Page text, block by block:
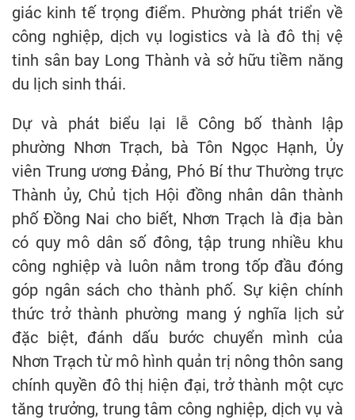
giác kinh tế trọng điểm. Phường phát triển về
công nghiệp, dịch vụ logistics và là đô thị vệ
tinh sân bay Long Thành và sở hữu tiềm năng
du lịch sinh thái.
Dự và phát biểu lại lễ Công bố thành lập
phường Nhơn Trạch, bà Tôn Ngọc Hạnh, Ủy
viên Trung ương Đảng, Phó Bí thư Thường trực
Thành ủy, Chủ tịch Hội đồng nhân dân thành
phố Đồng Nai cho biết, Nhơn Trạch là địa bàn
có quy mô dân số đông, tập trung nhiều khu
công nghiệp và luôn nằm trong tốp đầu đóng
góp ngân sách cho thành phố. Sự kiện chính
thức trở thành phường mang ý nghĩa lịch sử
đặc biệt, đánh dấu bước chuyển mình của
Nhơn Trạch từ mô hình quản trị nông thôn sang
chính quyền đô thị hiện đại, trở thành một cực
tăng trưởng, trung tâm công nghiệp, dịch vụ và